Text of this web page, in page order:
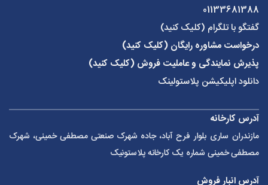
01133681388
گفتگو با تلگرام (کلیک کنید)
درخواست مشاوره رایگان (کلیک کنید)
پذیرش نمایندگی و عاملیت فروش (کلیک کنید)
دانلود اپلیکیشن پلاستولینک
آدرس کارخانه
مازندران ساری بلوار فرح آباد، جاده شهرک صنعتی مصطفی خمینی، شهرک
مصطفی خمینی شماره یک کارخانه پلاستونیک
آدرس انبار فروش